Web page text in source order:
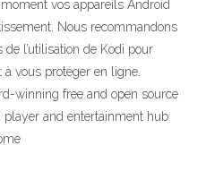
vos appareils Android
Nous recommandons
l’utilisation de Kodi pour
vous protéger en ligne.
winning free and open source
and entertainment hub